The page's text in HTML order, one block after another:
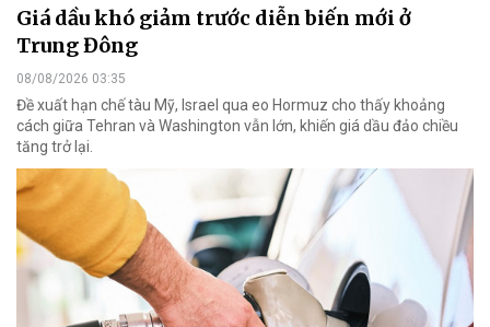
Giá dầu khó giảm trước diễn biến mới ở
Trung Đông
08/08/2026 03:35
Đề xuất hạn chế tàu Mỹ, Israel qua eo Hormuz cho thấy khoảng
cách giữa Tehran và Washington vẫn lớn, khiến giá dầu đảo chiều
tăng trở lại.